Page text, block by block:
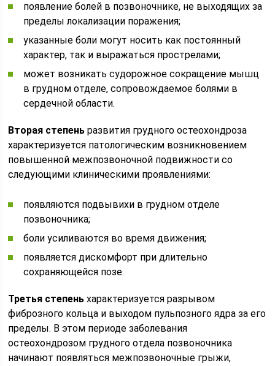
появление болей в позвоночнике, не выходящих за
пределы локализации поражения;
указанные боли могут носить как постоянный
характер, так и выражаться прострелами;
может возникать судорожное сокращение мышц
в грудном отделе, сопровождаемое болями в
сердечной области.
Вторая степень развития грудного остеохондроза
характеризуется патологическим возникновением
повышенной межпозвоночной подвижности со
следующими клиническими проявлениями:
появляются подвывихи в грудном отделе
позвоночника;
боли усиливаются во время движения;
появляется дискомфорт при длительно
сохраняющейся позе.
Третья степень характеризуется разрывом
фиброзного кольца и выходом пульпозного ядра за его
пределы. В этом периоде заболевания
остеохондрозом грудного отдела позвоночника
начинают появляться межпозвоночные грыжи,